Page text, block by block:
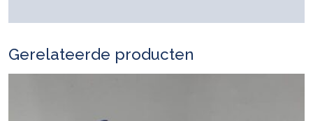
Gerelateerde producten